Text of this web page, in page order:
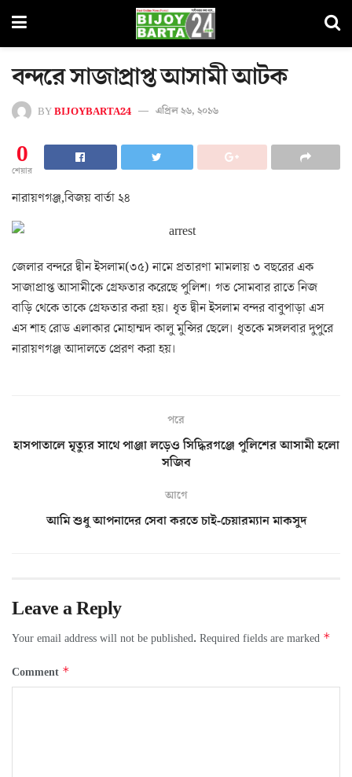
বন্দরে সাজাপ্রাপ্ত আসামী আটক
BYBIJOYBARTA24 এপ্রিল ২৬, ২০১৬
0
শেয়ার
নারায়ণগঞ্জ,বিজয় বার্তা ২৪
জেলার বন্দরে দ্বীন ইসলাম(৩৫) নামে প্রতারণা মামলায় ৩ বছরের এক
সাজাপ্রাপ্ত আসামীকে গ্রেফতার করেছে পুলিশ। গত সোমবার রাতে নিজ
বাড়ি থেকে তাকে গ্রেফতার করা হয়। ধৃত দ্বীন ইসলাম বন্দর বাবুপাড়া এস
এস শাহ রোড এলাকার মোহাম্মদ কালু মুন্সির ছেলে। ধৃতকে মঙ্গলবার দুপুরে
নারায়ণগঞ্জ আদালতে প্রেরণ করা হয়।
পরে
হাসপাতালে মৃত্যুর সাথে পাঞ্জা লড়েও সিদ্ধিরগঞ্জে পুলিশের আসামী হলো
সজিব
আগে
আমি শুধু আপনাদের সেবা করতে চাই-চেয়ারম্যান মাকসুদ
Leave a Reply
Your email address will not be published. Required fields are marked *
Comment *